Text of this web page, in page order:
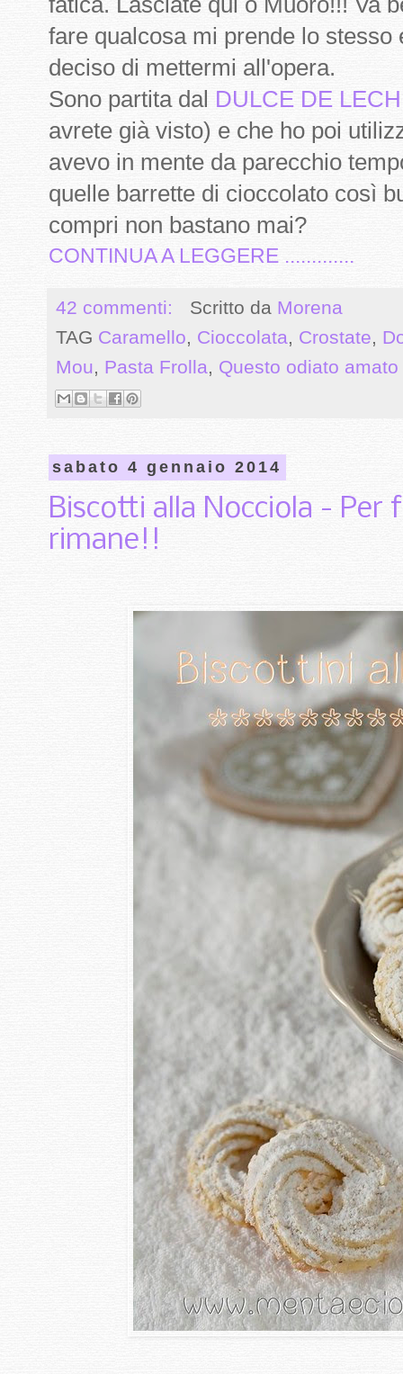
fare qualcosa mi prende lo
deciso di mettermi all'opera.
Sono partita dal DULCE DE
avrete già visto) e che ho poi
avevo in mente da parecchio
quelle barrette di cioccolato così
compri non bastano mai?
CONTINUA A LEGGERE .............
42 commenti: Scritto da Morena
TAG Caramello, Cioccolata, Crostate,
Mou, Pasta Frolla, Questo odiato
sabato 4 gennaio 2014
Biscotti alla Nocciola - Per
rimane!!